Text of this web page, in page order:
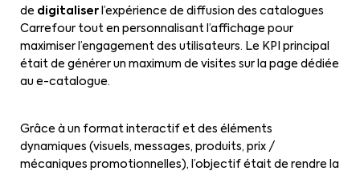
de digitaliser l’expérience de diffusion des catalogues
Carrefour tout en personnalisant l’affichage pour
maximiser l’engagement des utilisateurs. Le KPI principal
était de générer un maximum de visites sur la page dédiée
au e-catalogue.
Grâce à un format interactif et des éléments
dynamiques (visuels, messages, produits, prix /
mécaniques promotionnelles), l’objectif était de rendre la